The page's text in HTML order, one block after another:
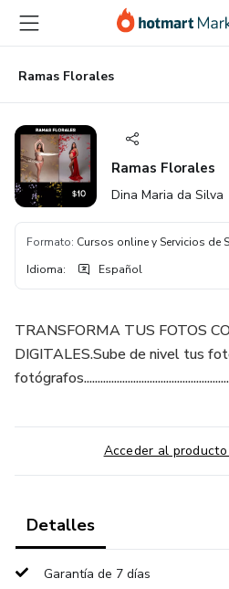
principal
página
de
página
Ramas Florales
Ramas Florales
Dina Maria da Silva
Formato: Cursos online y Servicios de
Idioma: Español
TRANSFORMA TUS FOTOS
DIGITALES.Sube de nivel tus
Acceder al
Detalles
Garantía de 7 días